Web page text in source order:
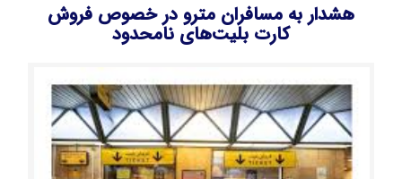
هشدار به مسافران مترو در خصوص فروش
کارت بلیت‌های نامحدود